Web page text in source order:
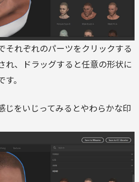
それぞれのパーツをクリックする
れ、ドラッグすると任意の形状に
。
じをいじってみるとやわらかな印